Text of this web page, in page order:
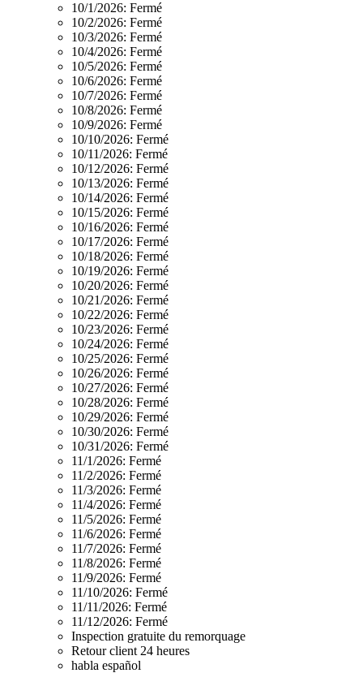
10/1/2026: Fermé
10/2/2026: Fermé
10/3/2026: Fermé
10/4/2026: Fermé
10/5/2026: Fermé
10/6/2026: Fermé
10/7/2026: Fermé
10/8/2026: Fermé
10/9/2026: Fermé
10/10/2026: Fermé
10/11/2026: Fermé
10/12/2026: Fermé
10/13/2026: Fermé
10/14/2026: Fermé
10/15/2026: Fermé
10/16/2026: Fermé
10/17/2026: Fermé
10/18/2026: Fermé
10/19/2026: Fermé
10/20/2026: Fermé
10/21/2026: Fermé
10/22/2026: Fermé
10/23/2026: Fermé
10/24/2026: Fermé
10/25/2026: Fermé
10/26/2026: Fermé
10/27/2026: Fermé
10/28/2026: Fermé
10/29/2026: Fermé
10/30/2026: Fermé
10/31/2026: Fermé
11/1/2026: Fermé
11/2/2026: Fermé
11/3/2026: Fermé
11/4/2026: Fermé
11/5/2026: Fermé
11/6/2026: Fermé
11/7/2026: Fermé
11/8/2026: Fermé
11/9/2026: Fermé
11/10/2026: Fermé
11/11/2026: Fermé
11/12/2026: Fermé
Inspection gratuite du remorquage
Retour client 24 heures
habla español